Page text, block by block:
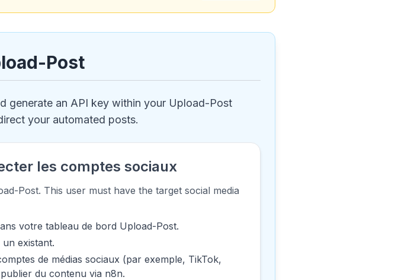
Post
generate an API key within your Upload-Post
your automated posts.
les comptes sociaux
Post. This user must have the target social media
votre tableau de bord Upload-Post.
existant.
de médias sociaux (par exemple, TikTok,
du contenu via n8n.